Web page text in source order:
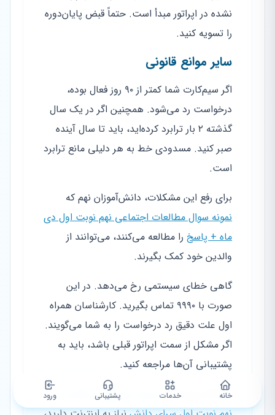
نشده در اپراتور مبدأ است. حتماً قبض پایان‌دوره
را تسویه کنید.
سایر موانع قانونی
اگر سیم‌کارت شما کمتر از ۹۰ روز فعال بوده،
درخواست رد می‌شود. همچنین اگر در یک سال
گذشته ۲ بار ترابرد کرده‌اید، باید تا سال آینده
صبر کنید. مسدودی خط به هر دلیلی مانع ترابرد
است.
برای رفع این مشکلات، دانش‌آموزان نهم که
نمونه سوال مطالعات اجتماعی نهم نوبت اول دی
ماه + پاسخ را مطالعه می‌کنند، می‌توانند از
والدین خود کمک بگیرند.
گاهی خطای سیستمی رخ می‌دهد. در این
صورت با ۹۹۹۰ تماس بگیرید. کارشناسان همراه
اول علت دقیق رد درخواست را به شما می‌گویند.
اگر مشکل از سمت اپراتور قبلی باشد، باید به
پشتیبانی آن‌ها مراجعه کنید.
مثلاً اگر برای آزمون
نمونه سوال زبان انگلیسی
خانه خدمات پشتیبانی ورود